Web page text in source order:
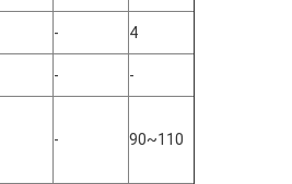
- 4
- -
- 90~110